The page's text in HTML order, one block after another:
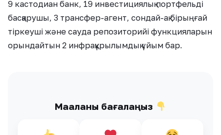
9 кастодиан банк, 19 инвестициялық портфельді
басқарушы, 3 трансфер-агент, сондай-ақ бірыңғай
тіркеуші және сауда репозиторийі функцияларын
орындайтын 2 инфрақұрылымдық ұйым бар.
Мақаланы бағалаңыз